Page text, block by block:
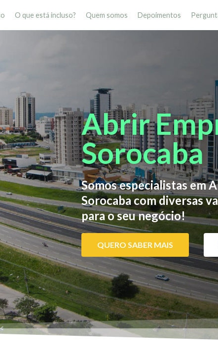
O que está incluso? Quem somos Depoimentos
Abrir
Sorocaba
Somos especialistas em
Sorocaba com diversas
para o seu negócio!
QUERO SABER MAIS